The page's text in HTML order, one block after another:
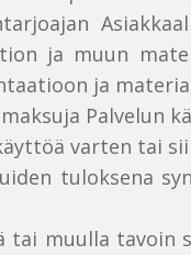
ja muun
ja
Palvelun
varten tai
tuloksena
muulla tavoin